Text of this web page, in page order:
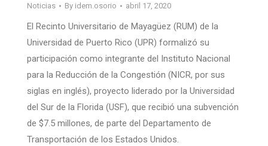
Noticias By idem.osorio abril 17, 2020
El Recinto Universitario de Mayagüez (RUM) de la
Universidad de Puerto Rico (UPR) formalizó su
participación como integrante del Instituto Nacional
para la Reducción de la Congestión (NICR, por sus
siglas en inglés), proyecto liderado por la Universidad
del Sur de la Florida (USF), que recibió una subvención
de $7.5 millones, de parte del Departamento de
Transportación de los Estados Unidos.